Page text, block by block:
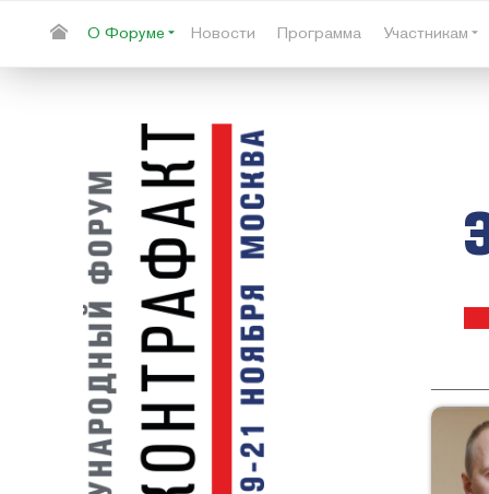
О Форуме Новости Программа Участникам